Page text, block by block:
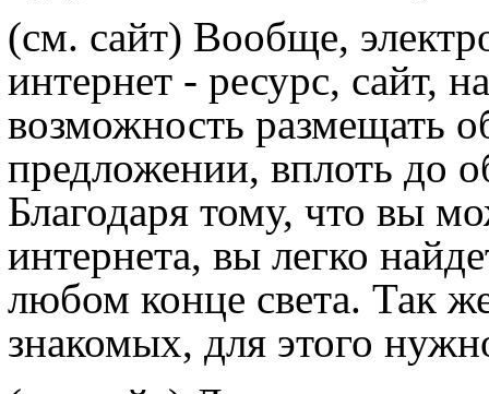
(см. сайт) Вообще,
интернет - ресурс, сайт,
возможность размещать
предложении, вплоть до
Благодаря тому, что вы
интернета, вы легко
любом конце света. Так
знакомых, для этого